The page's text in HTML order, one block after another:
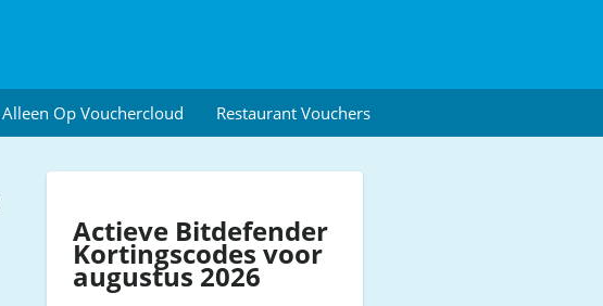
Alleen Op Vouchercloud Restaurant Vouchers
Actieve Bitdefender
Kortingscodes voor
augustus 2026